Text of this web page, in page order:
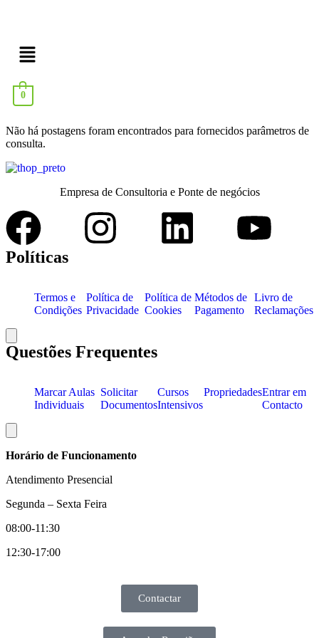
0
Não há postagens foram encontrados para fornecidos parâmetros de
consulta.
Empresa de Consultoria e Ponte de negócios
Políticas
Termos e
Condições
Política de
Privacidade
Política de
Cookies
Métodos de
Pagamento
Livro de
Reclamações
Questões Frequentes
Marcar Aulas
Individuais
Solicitar
Documentos
Cursos
Intensivos
PropriedadesEntrar em
Contacto
Horário de Funcionamento
Atendimento Presencial
Segunda – Sexta Feira
08:00-11:30
12:30-17:00
Contactar